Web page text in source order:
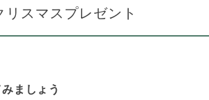
スマスプレゼント
ましょう